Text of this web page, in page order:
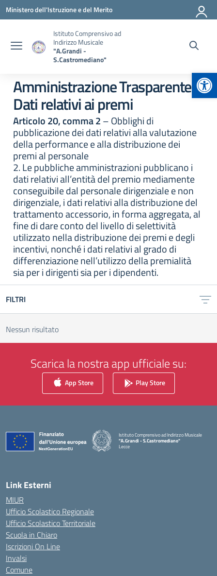
Vai ai contenuti
Vai al menu di navigazione
Vai al footer
Ministero dell'Istruzione e del Merito
Istituto Comprensivo ad
Indirizzo Musicale
"A.Grandi -
S.Castromediano"
Amministrazione Trasparente:
Dati relativi ai premi
Articolo 20, comma 2– Obblighi di
pubblicazione dei dati relativi alla valutazione
della performance e alla distribuzione dei
premi al personale
2. Le pubbliche amministrazioni pubblicano i
dati relativi all’entità del premio mediamente
conseguibile dal personale dirigenziale e non
dirigenziale, i dati relativi alla distribuzione del
trattamento accessorio, in forma aggregata, al
fine di dare conto del livello di selettività
utilizzato nella distribuzione dei premi e degli
incentivi, nonché i dati relativi al grado di
differenziazione nell’utilizzo della premialità
sia per i dirigenti sia per i dipendenti.
FILTRI
Nessun risultato
Scarica la nostra app ufficiale su:
App Store Play Store
Istituto Comprensivo ad Indirizzo Musicale
"A.Grandi - S.Castromediano"
Lecce
Link Esterni
MIUR
Ufficio Scolastico Regionale
Ufficio Scolastico Territoriale
Scuola in Chiaro
Iscrizioni On Line
Invalsi
Comune